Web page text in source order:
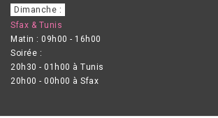
Dimanche :
Sfax & Tunis
Matin : 09h00 - 16h00
Soirée :
20h30 - 01h00 à Tunis
20h00 - 00h00 à Sfax